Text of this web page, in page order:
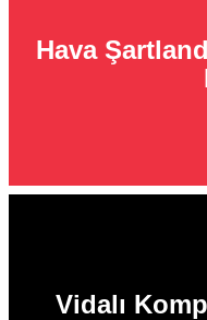
Hava
Vidalı